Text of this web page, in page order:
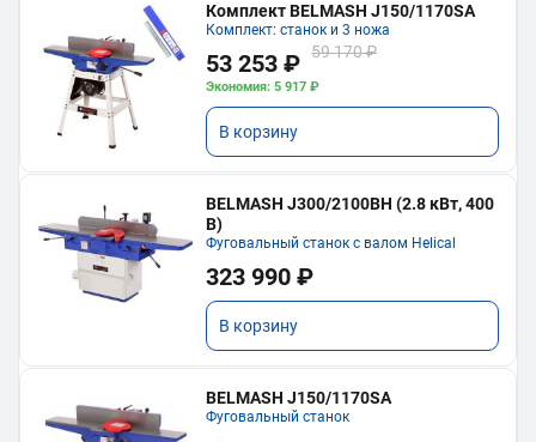
Комплект BELMASH J150/1170SA
Комплект: станок и 3 ножа
53 253 ₽ 59 170 ₽
Экономия: 5 917 ₽
В корзину
BELMASH J300/2100ВH (2.8 кВт, 400
В)
Фуговальный станок с валом Helical
323 990 ₽
В корзину
BELMASH J150/1170SA
Фуговальный станок